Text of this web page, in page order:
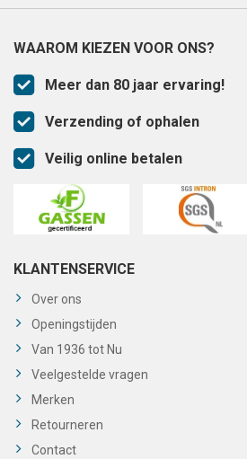
WAAROM KIEZEN VOOR ONS?
Meer dan 80 jaar ervaring!
Verzending of ophalen
Veilig online betalen
KLANTENSERVICE
Over ons
Openingstijden
Van 1936 tot Nu
Veelgestelde vragen
Merken
Retourneren
Contact